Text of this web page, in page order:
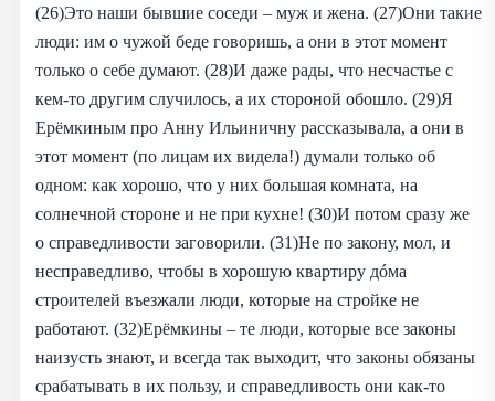
(26)Это наши бывшие соседи – муж и жена. (27)Они такие
люди: им о чужой беде говоришь, а они в этот момент
только о себе думают. (28)И даже рады, что несчастье с
кем-то другим случилось, а их стороной обошло. (29)Я
Ерёмкиным про Анну Ильиничну рассказывала, а они в
этот момент (по лицам их видела!) думали только об
одном: как хорошо, что у них большая комната, на
солнечной стороне и не при кухне! (30)И потом сразу же
о справедливости заговорили. (31)Не по закону, мол, и
несправедливо, чтобы в хорошую квартиру дóма
строителей въезжали люди, которые на стройке не
работают. (32)Ерёмкины – те люди, которые все законы
наизусть знают, и всегда так выходит, что законы обязаны
срабатывать в их пользу, и справедливость они как-то